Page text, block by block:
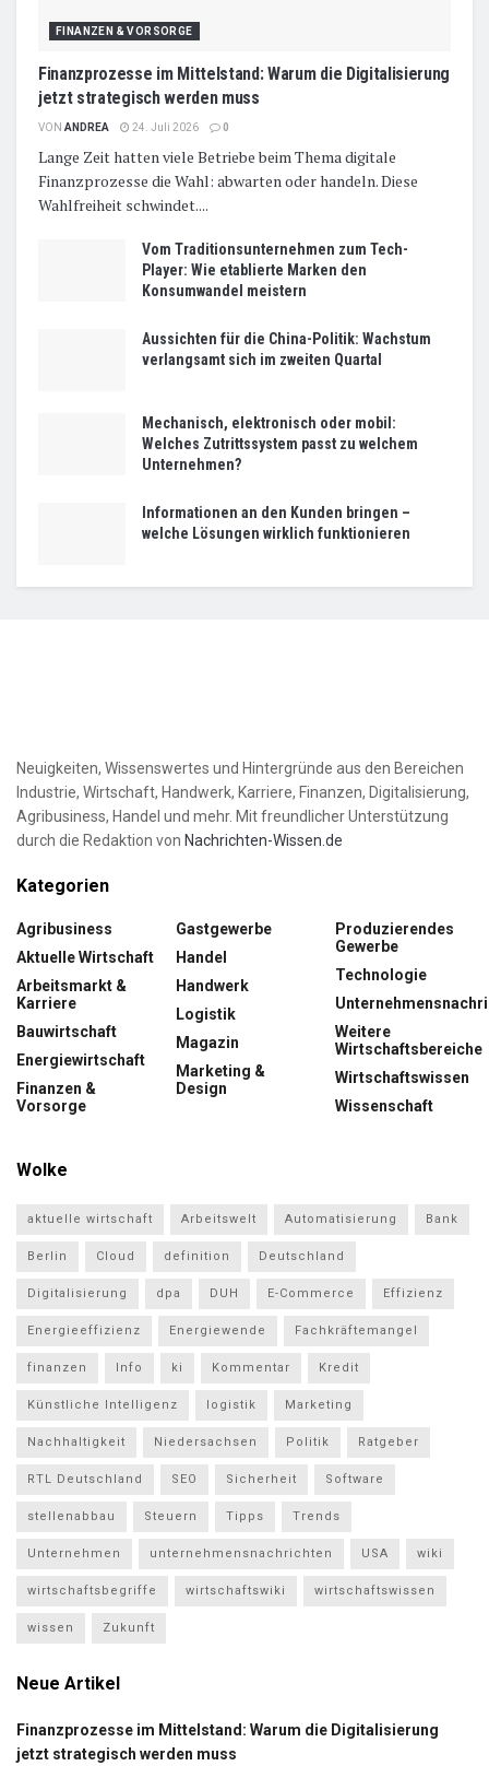
FINANZEN & VORSORGE
Finanzprozesse im Mittelstand: Warum die Digitalisierung
jetzt strategisch werden muss
VON ANDREA 24. Juli 2026 0
Lange Zeit hatten viele Betriebe beim Thema digitale
Finanzprozesse die Wahl: abwarten oder handeln. Diese
Wahlfreiheit schwindet....
Vom Traditionsunternehmen zum Tech-
Player: Wie etablierte Marken den
Konsumwandel meistern
Aussichten für die China-Politik: Wachstum
verlangsamt sich im zweiten Quartal
Mechanisch, elektronisch oder mobil:
Welches Zutrittssystem passt zu welchem
Unternehmen?
Informationen an den Kunden bringen –
welche Lösungen wirklich funktionieren
Neuigkeiten, Wissenswertes und Hintergründe aus den Bereichen
Industrie, Wirtschaft, Handwerk, Karriere, Finanzen, Digitalisierung,
Agribusiness, Handel und mehr. Mit freundlicher Unterstützung
durch die Redaktion von Nachrichten-Wissen.de
Kategorien
Agribusiness
Aktuelle Wirtschaft
Arbeitsmarkt &
Karriere
Bauwirtschaft
Energiewirtschaft
Finanzen &
Vorsorge
Gastgewerbe
Handel
Handwerk
Logistik
Magazin
Marketing &
Design
Produzierendes
Gewerbe
Technologie
Weitere
Wirtschaftsbereiche
Wirtschaftswissen
Wissenschaft
Wolke
aktuelle wirtschaft Arbeitswelt Automatisierung Bank
Berlin Cloud definition Deutschland
Digitalisierung dpa DUH E-Commerce Effizienz
Energieeffizienz Energiewende Fachkräftemangel
finanzen Info ki Kommentar Kredit
Künstliche Intelligenz logistik Marketing
Nachhaltigkeit Niedersachsen Politik Ratgeber
RTL Deutschland SEO Sicherheit Software
stellenabbau Steuern Tipps Trends
Unternehmen unternehmensnachrichten USA wiki
wirtschaftsbegriffe wirtschaftswiki wirtschaftswissen
wissen Zukunft
Neue Artikel
Finanzprozesse im Mittelstand: Warum die Digitalisierung
jetzt strategisch werden muss